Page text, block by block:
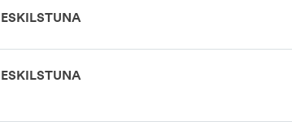
ESKILSTUNA
ESKILSTUNA